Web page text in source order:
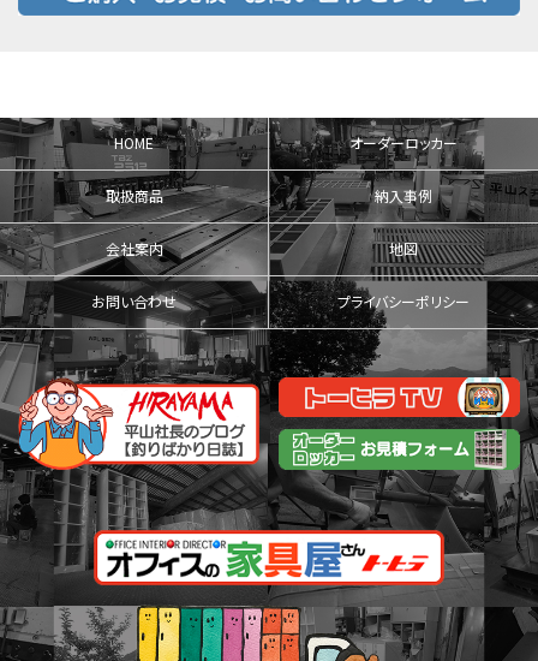
HOME オーダーロッカー
取扱商品 納入事例
会社案内 地図
お問い合わせ プライバシーポリシー